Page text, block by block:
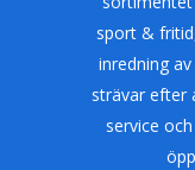
sport &
inredning
strävar efter
service